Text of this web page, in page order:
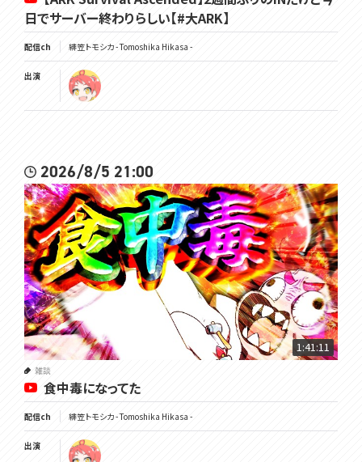
日でサーバー終わりらしい【#大ARK】
配信ch 緋笠トモシカ - Tomoshika Hikasa -
出演
2026/8/5 21:00
1:41:11
雑談
食中毒になってた
配信ch 緋笠トモシカ - Tomoshika Hikasa -
出演